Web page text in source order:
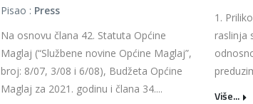
Pisao : Press
Na osnovu člana 42. Statuta Općine
Maglaj (“Službene novine Općine Maglaj”,
broj: 8/07, 3/08 i 6/08), Budžeta Općine
Maglaj za 2021. godinu i člana 34....
1.
raslinja
Više...